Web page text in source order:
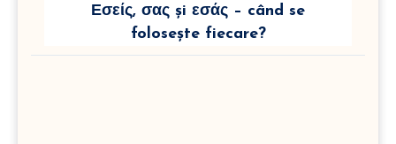
Εσείς, σας și εσάς – când se
folosește fiecare?